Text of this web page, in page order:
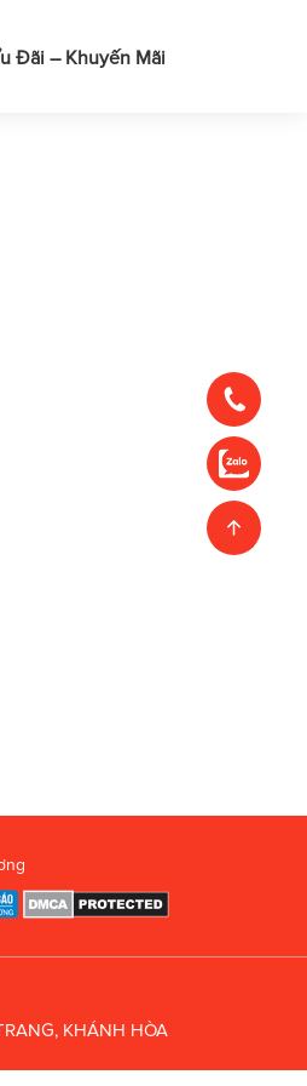
Đãi – Khuyến Mãi
KHÁNH HÒA